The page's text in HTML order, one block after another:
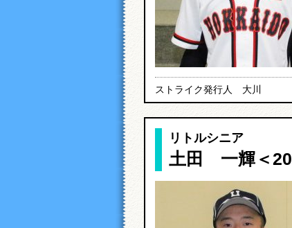
ストライク発行人 大川
リトルシニア
土田 一輝＜